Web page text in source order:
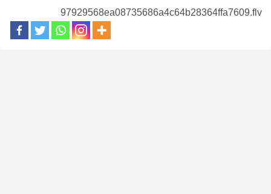
97929568ea08735686a4c64b28364ffa7609.flv